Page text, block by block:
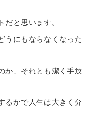
だと思います。
うにもならなくなった
か、それとも潔く手放
るかで人生は大きく分